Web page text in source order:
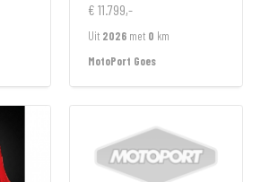
€ 11.799,-
Uit 2026 met 0 km
MotoPort Goes